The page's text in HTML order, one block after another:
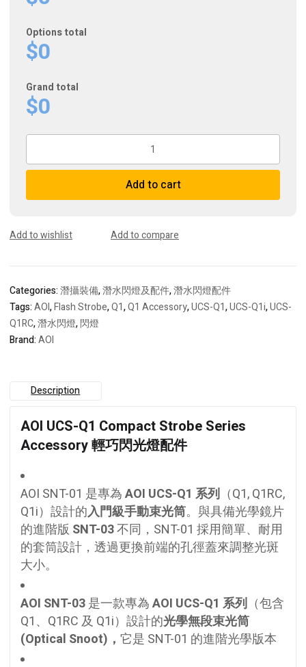
Options total
$0
Grand total
$0
AOI
Q1
Strobe
Accessory
Add to cart
Add to wishlist Add to compare
Categories:潛攝裝備,潛水閃燈及配件,潛水閃燈配件
Tags:AOI,Flash Strobe,Q1,Q1 Accessory,UCS-Q1,UCS-Q1i,UCS-
Q1RC,潛水閃燈,閃燈
Brand:AOI
Description
AOI UCS-Q1 Compact Strobe Series
Accessory 輕巧閃光燈配件
AOI SNT-01 是專為AOI UCS-Q1 系列 （Q1, Q1RC,
Q1i）設計的入門級手動束光筒。與具備光學鏡片
的進階版 SNT-03不同，SNT-01 採用簡單、耐用
的套筒設計，透過更換前端的孔徑蓋來調整光斑
大小。
AOI SNT-03是一款專為AOI UCS-Q1 系列 （包含
Q1、Q1RC 及 Q1i）設計的光學無段束光筒
(Optical Snoot)， 它是 SNT-01 的進階光學版本